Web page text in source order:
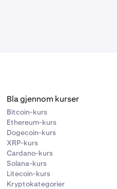
Bla gjennom kurser
Bitcoin-kurs
Ethereum-kurs
Dogecoin-kurs
XRP-kurs
Cardano-kurs
Solana-kurs
Litecoin-kurs
Kryptokategorier